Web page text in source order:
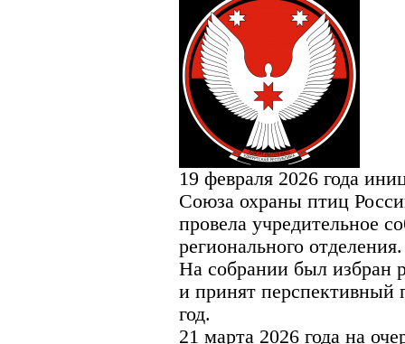
19 февраля 2026 года
Союза охраны птиц
провела учредительное
регионального отделения.
На собрании был избран
и принят перспективный
год.
21 марта 2026 года на